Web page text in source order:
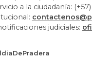
a la ciudadanía:
judiciales: